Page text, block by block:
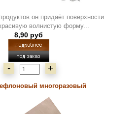
он придаёт поверхности
волнистую форму...
8,90 руб
- +
многоразовый